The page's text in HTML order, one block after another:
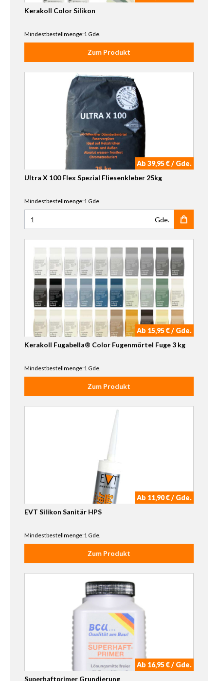
Kerakoll Color Silikon
Mindestbestellmenge:1 Gde.
Zum Produkt
Ab 39,95 € / Gde.
Ultra X 100 Flex Spezial Fliesenkleber 25kg
Mindestbestellmenge:1 Gde.
Anzahl für Ultra X 100 Flex Spezial Fliesenkleber 25kg
Gde.
Ab 15,95 € / Gde.
Kerakoll Fugabella® Color Fugenmörtel Fuge 3 kg
Mindestbestellmenge:1 Gde.
Zum Produkt
Ab 11,90 € / Gde.
EVT Silikon Sanitär HPS
Mindestbestellmenge:1 Gde.
Zum Produkt
Ab 16,95 € / Gde.
Superhaftprimer Grundierung